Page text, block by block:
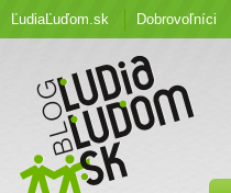
ĽudiaĽuďom.sk Dobrovoľníci